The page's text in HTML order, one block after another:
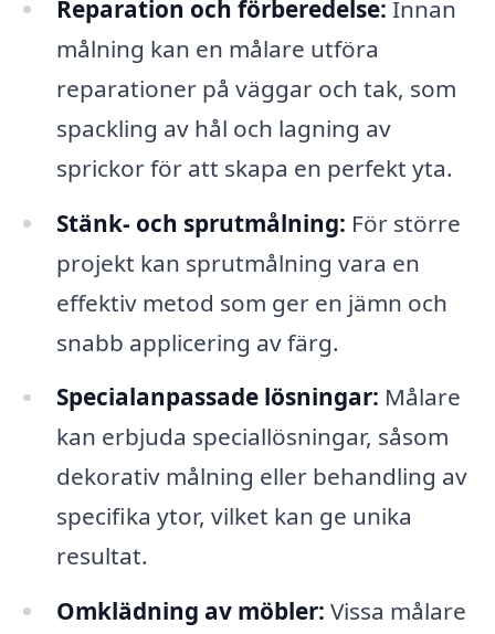
Reparation och förberedelse: Innan
målning kan en målare utföra
reparationer på väggar och tak, som
spackling av hål och lagning av
sprickor för att skapa en perfekt yta.
Stänk- och sprutmålning: För större
projekt kan sprutmålning vara en
effektiv metod som ger en jämn och
snabb applicering av färg.
Specialanpassade lösningar: Målare
kan erbjuda speciallösningar, såsom
dekorativ målning eller behandling av
specifika ytor, vilket kan ge unika
resultat.
Omklädning av möbler: Vissa målare